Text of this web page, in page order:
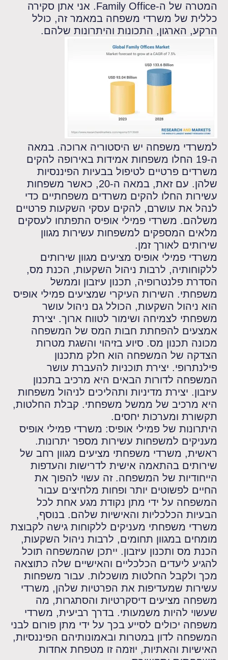
המטרה של ה-Family Office. אני אתן סקירה
כללית של משרדי משפחה במאמר זה, כולל
הרקע, הארגון, התכונות והיתרונות שלהם.
למשרדי משפחה יש היסטוריה ארוכה. במאה
ה-19 החלו משפחות אמידות באירופה להקים
משרדים פרטיים לטיפול בבעיות הפיננסיות
שלהן. עם זאת, במאה ה-20, כאשר משפחות
עשירות החלו להקים משרדים משפחתיים כדי
לנהל את עושרם, להקים עסקי השקעות פרטיים
משלהם. משרדי פמילי אופיס התפתחו לעסקים
מלאים המספקים למשפחות עשירות מגוון
שירותים לאורך זמן.
משרדי פמילי אופיס מציעים מגוון שירותים
ללקוחותיה, לרבות ניהול השקעות, הכנת מס,
הסדרת פלנטרופיה, תכנון עיזבון וממשל
משפחתי. השירות העיקרי שמציעים פמילי אופיס
הוא ניהול השקעות, הכולל גם ניהול עושר
משפחתי לצמיחה ושימור לטווח ארוך. יצירת
אמצעים להפחתת חבות המס של המשפחה
מכונה תכנון מס. סיוע בזיהוי והשגת מטרות
הצדקה של המשפחה הוא חלק מתכנון
פילנתרופי. יצירת תוכניות להעברת עושר
המשפחה לדורות הבאים היא מרכיב בתכנון
עיזבון. יצירת מדיניות ותהליכים לניהול משפחות
היא מרכיב של ממשל משפחתי. קבלת החלטות,
תקשורת ומערכות יחסים.
היתרונות של פמילי אופיס: משרדי פמילי אופיס
מעניקים למשפחות עשירות מספר יתרונות.
ראשית, משרדי משפחתי מציעים מגוון רחב של
שירותים בהתאמה אישית לדרישות והעדפות
הייחודיות של המשפחה. זה עשוי להפוך את
החיים לפשוטים יותר ופחות מלחיצים עבור
המשפחה על ידי מתן נקודת מגע אחת לכל
הבעיות הכלכליות והאישיות שלהם. בנוסף,
משרדי משפחתי מעניקים ללקוחות גישה לקבוצת
מומחים במגוון תחומים, לרבות ניהול השקעות,
הכנת מס ותכנון עיזבון. ייתכן שהמשפחה תוכל
להגיע ליעדים הכלכליים והאישיים שלה כתוצאה
מכך ולקבל החלטות מושכלות. עבור משפחות
עשירות שמעדיפות את הפרטיות שלהן, משרדי
משפחה מציעים דיסקרטיות והסתגרות, מה
שעשוי להיות משמעותי. בדרך רביעית, משרדי
משפחה יכולים לסייע בכך על ידי מתן פורום לבני
המשפחה לדון במטרות ובאמונותיהם הפיננסיות,
האישיות והאתיות, יוזמה זו מטפחת אחדות